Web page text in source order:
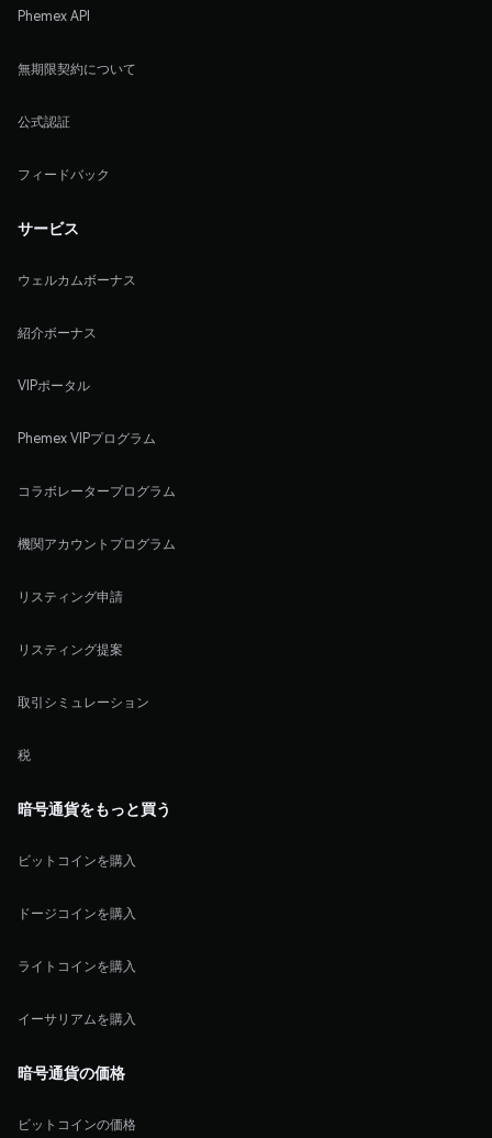
Phemex API
無期限契約について
公式認証
フィードバック
サービス
ウェルカムボーナス
紹介ボーナス
VIPポータル
Phemex VIPプログラム
コラボレータープログラム
機関アカウントプログラム
リスティング申請
リスティング提案
取引シミュレーション
税
暗号通貨をもっと買う
ビットコインを購入
ドージコインを購入
ライトコインを購入
イーサリアムを購入
暗号通貨の価格
ビットコインの価格